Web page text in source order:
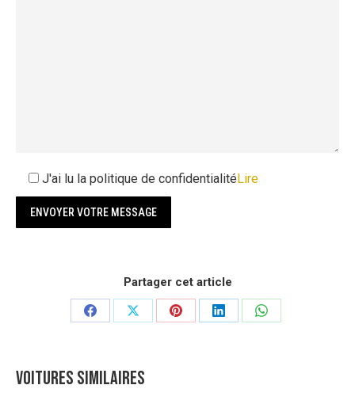
J'ai lu la politique de confidentialité Lire
Partager cet article
Partager
Facebook
Partager
X
PartagerPartagerPartager
VOITURES SIMILAIRES